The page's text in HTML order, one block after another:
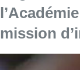
mission